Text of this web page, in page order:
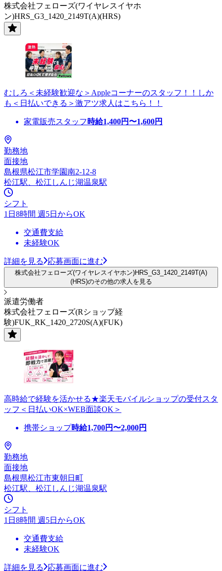
株式会社フェローズ(ワイヤレスイヤホ
ン)HRS_G3_1420_2149T(A)(HRS)
むしろ＜未経験歓迎な＞Appleコーナーのスタッフ！！しか
も＜日払いできる＞激アツ求人はこちら！！
家電販売スタッフ 時給1,400円〜1,600円
勤務地
面接地
島根県松江市学園南2-12-8
松江駅、松江しんじ湖温泉駅
シフト
1日8時間 週5日からOK
交通費支給
未経験OK
詳細を見る 応募画面に進む
株式会社フェローズ(ワイヤレスイヤホン)HRS_G3_1420_2149T(A)
(HRS)のその他の求人を見る
派遣労働者
株式会社フェローズ(Rショップ経
験)FUK_RK_1420_2720S(A)(FUK)
高時給で経験を活かせる★楽天モバイルショップの受付スタ
ッフ＜日払いOK×WEB面談OK＞
携帯ショップ時給1,700円〜2,000円
勤務地
面接地
島根県松江市東朝日町
松江駅、松江しんじ湖温泉駅
シフト
1日8時間 週5日からOK
交通費支給
未経験OK
詳細を見る 応募画面に進む